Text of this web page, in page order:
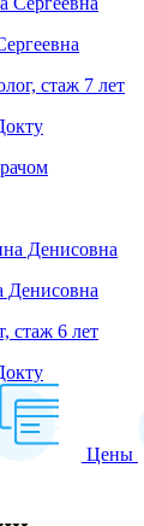
стаж 7 лет
Денисовна
стаж 6 лет
Цены